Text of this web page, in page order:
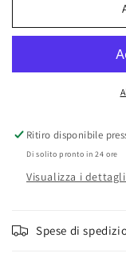
ET2
50-
Ritiro disponibile
Di solito pronto in 24 ore
Visualizza i
Spese di